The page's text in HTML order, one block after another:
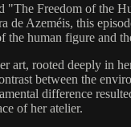
Freedom of the
Azeméis, this
the human figure and
art, rooted deeply in
between the
difference
of her atelier.